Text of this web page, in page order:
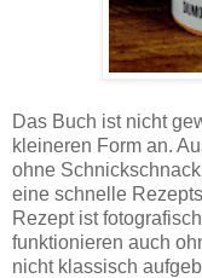
Das Buch ist nicht
kleineren Form an.
ohne
eine schnelle
Rezept ist
funktionieren auch
nicht klassisch